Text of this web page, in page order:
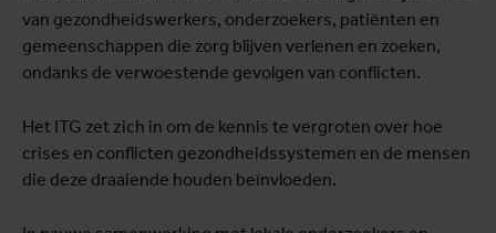
van gezondheidswerkers, onderzoekers, patiënten en
gemeenschappen die zorg blijven verlenen en zoeken,
ondanks de verwoestende gevolgen van conflicten.
Het ITG zet zich in om de kennis te vergroten over hoe
crises en conflicten gezondheidssystemen en de mensen
die deze draaiende houden beïnvloeden.